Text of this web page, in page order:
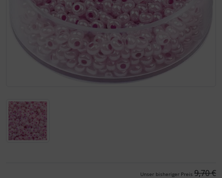
Unser bisheriger Preis 9,70 €